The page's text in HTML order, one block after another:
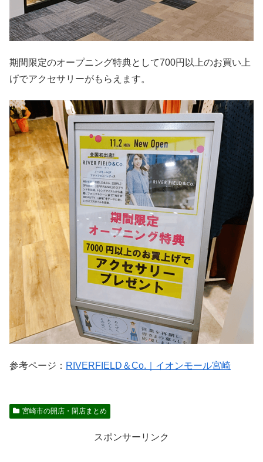
期間限定のオープニング特典として700円以上のお買い上
げでアクセサリーがもらえます。
参考ページ： RIVERFIELD＆Co.｜イオンモール宮崎
宮崎市の開店・閉店まとめ
スポンサーリンク